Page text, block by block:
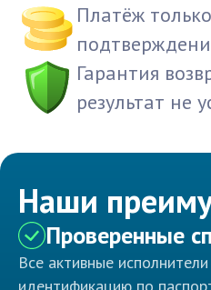
Платёж
Гарантия
результат не
Наши
Проверенные
Все активные